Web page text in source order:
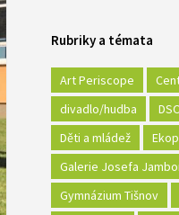
Rubriky a témata
Art Periscope
divadlo/hudba
Děti a mládež
Galerie Josefa
Gymnázium Tišnov